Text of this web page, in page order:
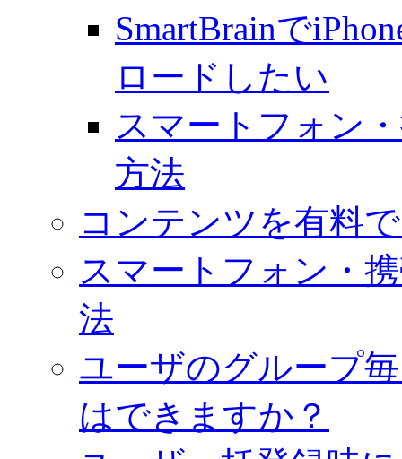
SmartBrainで
ロードしたい
スマートフォン
方法
コンテンツを有料
スマートフォン・
法
ユーザのグループ
はできますか？